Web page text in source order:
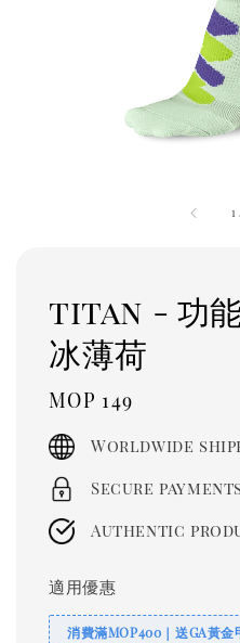
1
titan - 功能
冰薄荷
Regular
price
MOP 149
Worldwide
Secure
Authentic
適用優惠
消費滿MOP400｜送GA黃